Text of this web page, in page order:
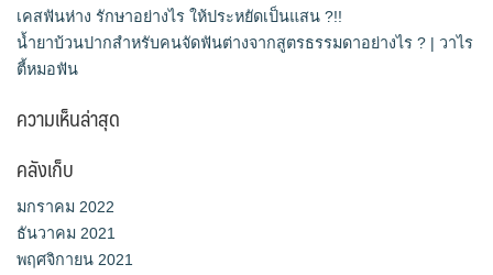
เคสฟันห่าง รักษาอย่างไร ให้ประหยัดเป็นแสน ?!!
น้ำยาบ้วนปากสำหรับคนจัดฟันต่างจากสูตรธรรมดาอย่างไร ? | วาไร
ตี้หมอฟัน
ความเห็นล่าสุด
คลังเก็บ
มกราคม 2022
ธันวาคม 2021
พฤศจิกายน 2021